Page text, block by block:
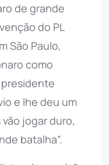
de grande
do PL
São Paulo,
como
e lhe deu um
jogar duro,
batalha”.